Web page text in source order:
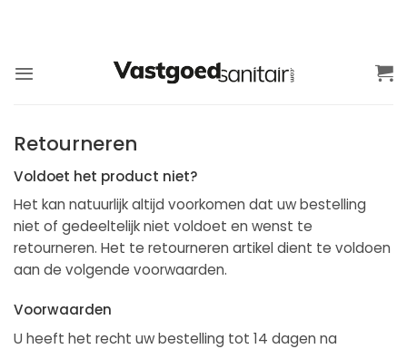
Retourneren
Voldoet het product niet?
Het kan natuurlijk altijd voorkomen dat uw bestelling
niet of gedeeltelijk niet voldoet en wenst te
retourneren. Het te retourneren artikel dient te voldoen
aan de volgende voorwaarden.
Voorwaarden
U heeft het recht uw bestelling tot 14 dagen na